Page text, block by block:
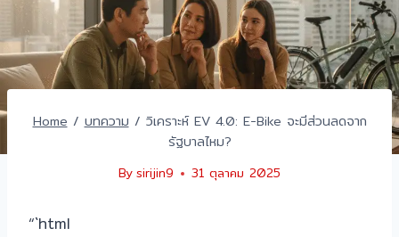
Home / บทความ / วิเคราะห์ EV 4.0: E-Bike จะมีส่วนลดจาก
รัฐบาลไหม?
Bysirijin9 31 ตุลาคม 2025
“`html